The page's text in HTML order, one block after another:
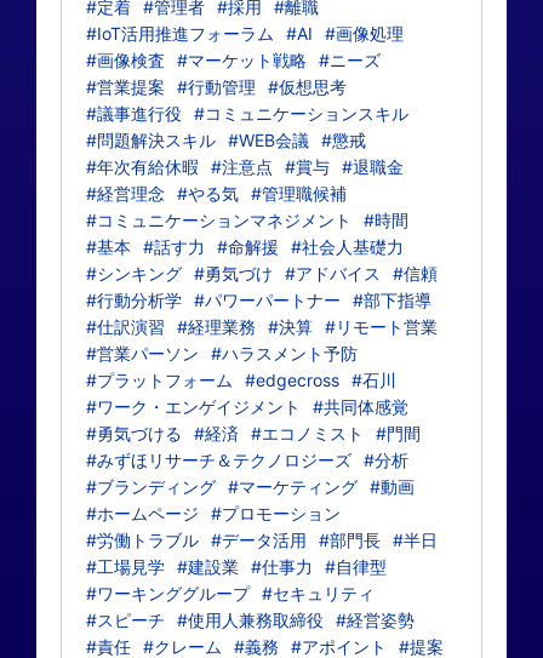
#定着 #管理者 #採用
#離職
#IoT活用推進フォーラム
#AI
#画像処理
#画像検査
#マーケット戦略 #ニーズ
#営業提案
#行動管理
#仮想思考
#議事進行役 #コミュニケーションスキル
#問題解決スキル #WEB会議
#懲戒
#年次有給休暇
#注意点 #賞与 #退職金
#経営理念 #やる気 #管理職候補
#コミュニケーションマネジメント
#時間
#基本
#話す力 #命解援
#社会人基礎力
#シンキング #勇気づけ #アドバイス
#信頼
#行動分析学 #パワーパートナー
#部下指導
#仕訳演習
#経理業務 #決算 #リモート営業
#営業パーソン
#ハラスメント予防
#プラットフォーム
#edgecross #石川
#ワーク・エンゲイジメント
#共同体感覚
#勇気づける
#経済 #エコノミスト
#門間
#みずほリサーチ＆テクノロジーズ #分析
#ブランディング #マーケティング #動画
#ホームページ
#プロモーション
#労働トラブル #データ活用 #部門長 #半日
#工場見学 #建設業 #仕事力
#自律型
#ワーキンググループ #セキュリティ
#スピーチ
#使用人兼務取締役 #経営姿勢
#責任 #クレーム #義務 #アポイント
#提案